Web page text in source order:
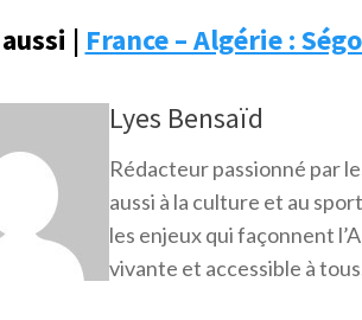
| France – Algérie :
Lyes Bensaïd
Rédacteur passionné par
aussi à la culture et au
les enjeux qui façonnent
vivante et accessible à